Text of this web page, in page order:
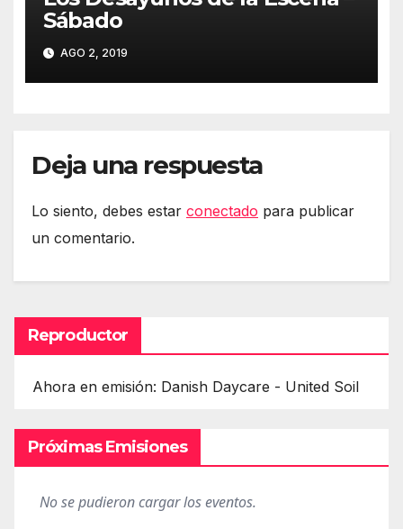
Sábado
AGO 2, 2019
Deja una respuesta
Lo siento, debes estar conectado para publicar
un comentario.
Reproductor
Ahora en emisión: Danish Daycare - United Soil
Próximas Emisiones